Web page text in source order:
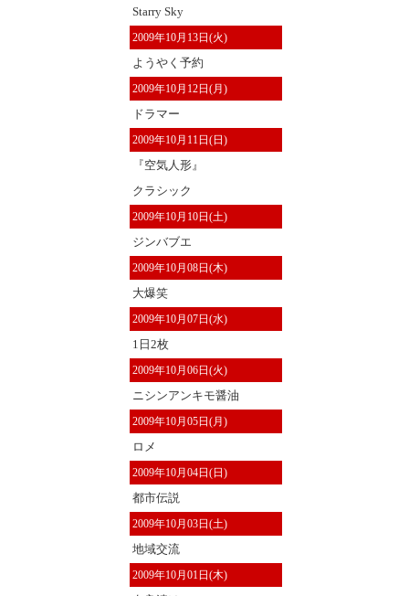
Starry Sky
2009年10月13日(火)
ようやく予約
2009年10月12日(月)
ドラマー
2009年10月11日(日)
『空気人形』
クラシック
2009年10月10日(土)
ジンバブエ
2009年10月08日(木)
大爆笑
2009年10月07日(水)
1日2枚
2009年10月06日(火)
ニシンアンキモ醤油
2009年10月05日(月)
ロメ
2009年10月04日(日)
都市伝説
2009年10月03日(土)
地域交流
2009年10月01日(木)